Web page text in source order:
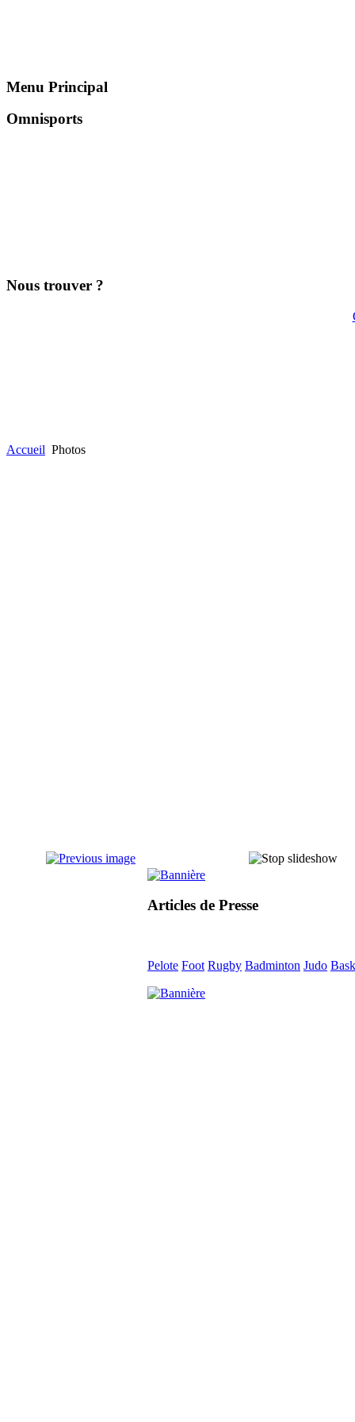
Menu Principal
Omnisports
Nous trouver ?
Accueil Photos
Articles de Presse
Pelote Foot Rugby Badminton Judo